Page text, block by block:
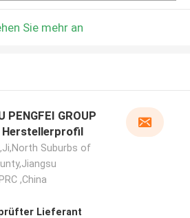
Sie mehr an
PENGFEI GROUP
Herstellerprofil
Suburbs of
,China
Lieferant